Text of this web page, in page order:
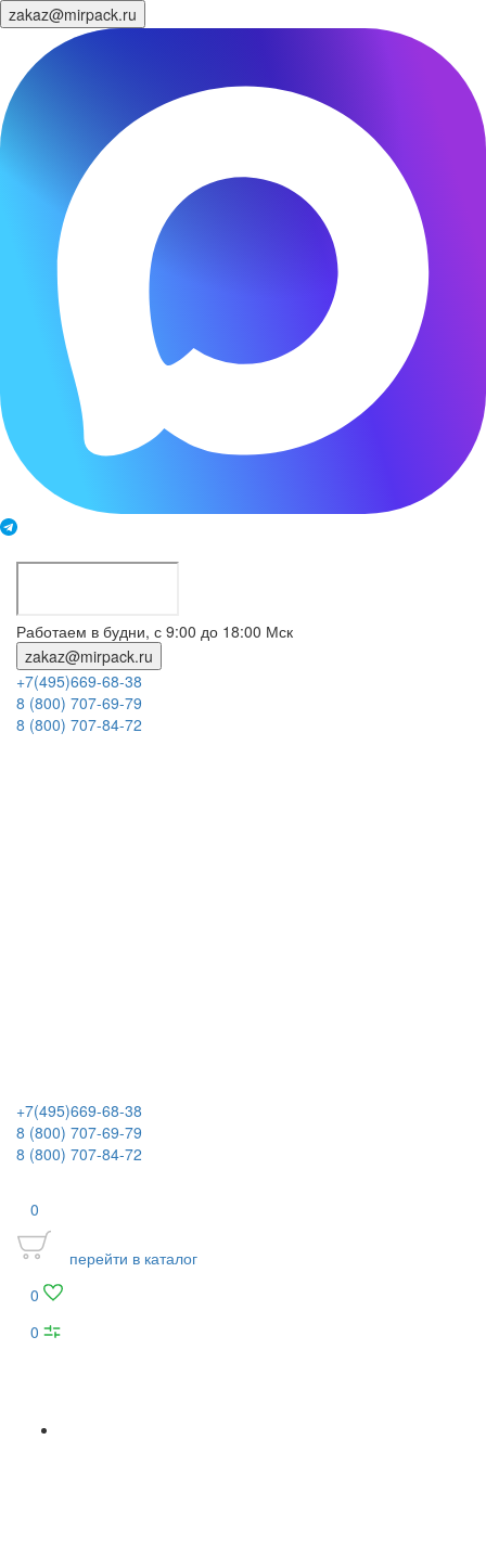
zakaz@mirpack.ru
Работаем в будни, с 9:00 до 18:00 Мск
zakaz@mirpack.ru
+7(495)669-68-38
8 (800) 707-69-79
8 (800) 707-84-72
+7(495)669-68-38
8 (800) 707-69-79
8 (800) 707-84-72
0
перейти в каталог
0
0